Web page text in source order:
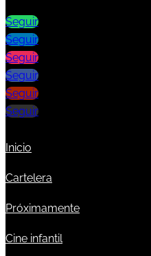
Seguir
Seguir
Seguir
Seguir
Seguir
Seguir
Inicio
Cartelera
Próximamente
Cine infantil